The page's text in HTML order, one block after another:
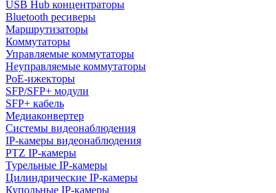
USB Hub концентраторы
Bluetooth ресиверы
Маршрутизаторы
Коммутаторы
Управляемые коммутаторы
Неуправляемые коммутаторы
PoE-ижекторы
SFP/SFP+ модули
SFP+ кабель
Медиаконвертер
Системы видеонаблюдения
IP-камеры видеонаблюдения
PTZ IP-камеры
Турельные IP-камеры
Цилиндрические IP-камеры
Купольные IP-камеры